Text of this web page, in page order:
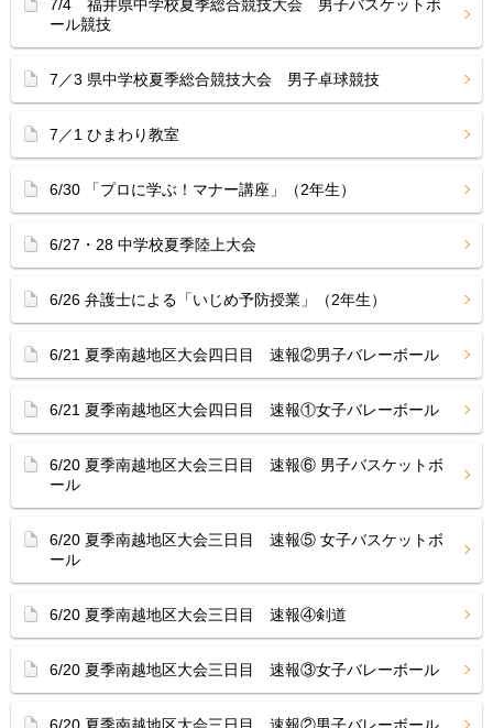
7/4 福井県中学校夏季総合競技大会 男子バスケットボ
ール競技
7／3 県中学校夏季総合競技大会 男子卓球競技
7／1 ひまわり教室
6/30 「プロに学ぶ！マナー講座」（2年生）
6/27・28 中学校夏季陸上大会
6/26 弁護士による「いじめ予防授業」（2年生）
6/21 夏季南越地区大会四日目 速報②男子バレーボール
6/21 夏季南越地区大会四日目 速報①女子バレーボール
6/20 夏季南越地区大会三日目 速報⑥ 男子バスケットボ
ール
6/20 夏季南越地区大会三日目 速報⑤ 女子バスケットボ
ール
6/20 夏季南越地区大会三日目 速報④剣道
6/20 夏季南越地区大会三日目 速報③女子バレーボール